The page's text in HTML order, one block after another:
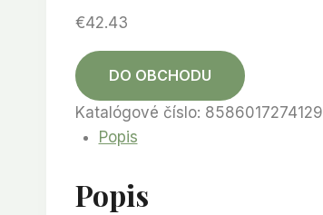
€42.43
DO OBCHODU
Katalógové číslo: 8586017274129
Popis
Popis